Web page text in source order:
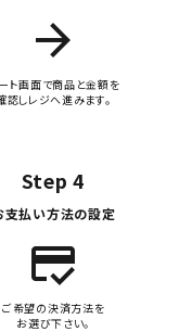
arrow_forward
ト画面で商品と金額を
認しレジへ進みます。
Step 4
支払い方法の設定
credit_score
ご希望の決済方法を
お選び下さい。